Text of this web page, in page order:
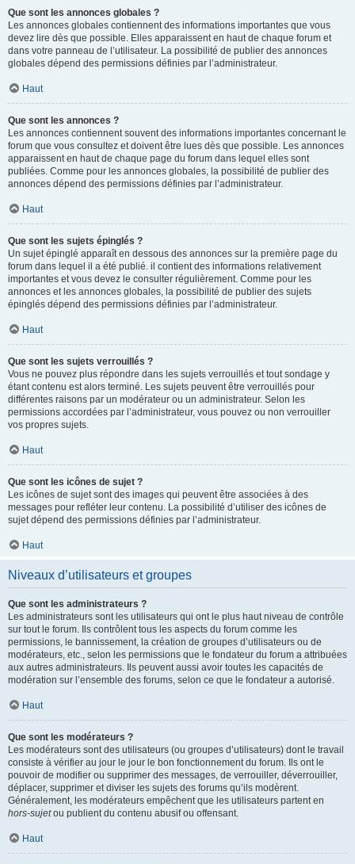
Que sont les annonces globales ?
Les annonces globales contiennent des informations importantes que vous
devez lire dès que possible. Elles apparaissent en haut de chaque forum et
dans votre panneau de l’utilisateur. La possibilité de publier des annonces
globales dépend des permissions définies par l’administrateur.
Haut
Que sont les annonces ?
Les annonces contiennent souvent des informations importantes concernant le
forum que vous consultez et doivent être lues dès que possible. Les annonces
apparaissent en haut de chaque page du forum dans lequel elles sont
publiées. Comme pour les annonces globales, la possibilité de publier des
annonces dépend des permissions définies par l’administrateur.
Haut
Que sont les sujets épinglés ?
Un sujet épinglé apparaît en dessous des annonces sur la première page du
forum dans lequel il a été publié. il contient des informations relativement
importantes et vous devez le consulter régulièrement. Comme pour les
annonces et les annonces globales, la possibilité de publier des sujets
épinglés dépend des permissions définies par l’administrateur.
Haut
Que sont les sujets verrouillés ?
Vous ne pouvez plus répondre dans les sujets verrouillés et tout sondage y
étant contenu est alors terminé. Les sujets peuvent être verrouillés pour
différentes raisons par un modérateur ou un administrateur. Selon les
permissions accordées par l’administrateur, vous pouvez ou non verrouiller
vos propres sujets.
Haut
Que sont les icônes de sujet ?
Les icônes de sujet sont des images qui peuvent être associées à des
messages pour refléter leur contenu. La possibilité d’utiliser des icônes de
sujet dépend des permissions définies par l’administrateur.
Haut
Niveaux d’utilisateurs et groupes
Que sont les administrateurs ?
Les administrateurs sont les utilisateurs qui ont le plus haut niveau de contrôle
sur tout le forum. Ils contrôlent tous les aspects du forum comme les
permissions, le bannissement, la création de groupes d’utilisateurs ou de
modérateurs, etc., selon les permissions que le fondateur du forum a attribuées
aux autres administrateurs. Ils peuvent aussi avoir toutes les capacités de
modération sur l’ensemble des forums, selon ce que le fondateur a autorisé.
Haut
Que sont les modérateurs ?
Les modérateurs sont des utilisateurs (ou groupes d’utilisateurs) dont le travail
consiste à vérifier au jour le jour le bon fonctionnement du forum. Ils ont le
pouvoir de modifier ou supprimer des messages, de verrouiller, déverrouiller,
déplacer, supprimer et diviser les sujets des forums qu’ils modèrent.
Généralement, les modérateurs empêchent que les utilisateurs partent en
hors-sujetou publient du contenu abusif ou offensant.
Haut